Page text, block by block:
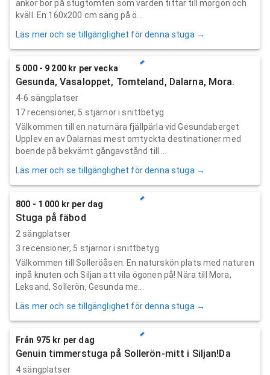
ankor bor på stugtomten som värden tittar till morgon och
kväll. En 160x200 cm säng på ö...
Läs mer och se tillgänglighet för denna stuga →
5 000 - 9 200 kr per vecka
Gesunda, Vasaloppet, Tomteland, Dalarna, Mora.
4-6 sängplatser
17recensioner, 5 stjärnor i snittbetyg
Välkommen till en naturnära fjällpärla vid Gesundaberget
Upplev en av Dalarnas mest omtyckta destinationer med
boende på bekvämt gångavstånd till ...
Läs mer och se tillgänglighet för denna stuga →
800 - 1 000 kr per dag
Stuga på fäbod
2 sängplatser
3 recensioner, 5 stjärnor i snittbetyg
Välkommen till Solleröåsen. En naturskön plats med naturen
inpå knuten och Siljan att vila ögonen på! Nära till Mora,
Leksand, Sollerön, Gesunda me...
Läs mer och se tillgänglighet för denna stuga →
Från 975 kr per dag
Genuin timmerstuga på Sollerön-mitt i Siljan!Da
4 sängplatser